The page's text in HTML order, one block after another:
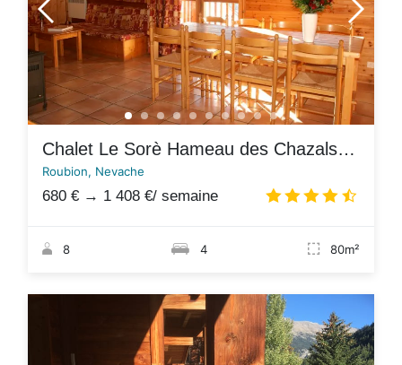
Chalet Le Sorè Hameau des Chazals Nevache Hautes Alpes
Roubion, Nevache
680 € → 1 408 €/ semaine
8 4 80m²